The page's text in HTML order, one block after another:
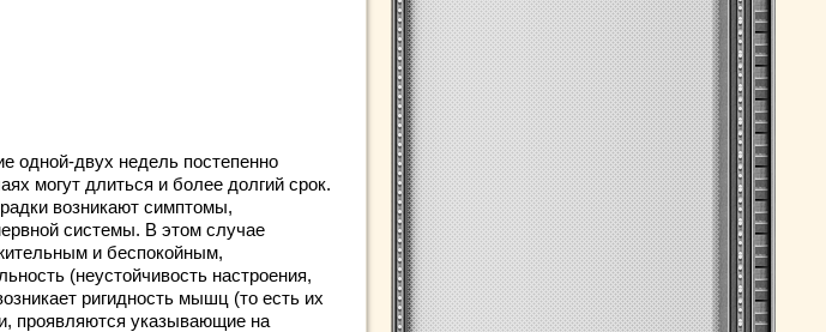
одной-двух недель постепенно
могут длиться и более долгий срок.
возникают симптомы,
системы. В этом случае
и беспокойным,
(неустойчивость настроения,
ригидность мышц (то есть их
проявляются указывающие на